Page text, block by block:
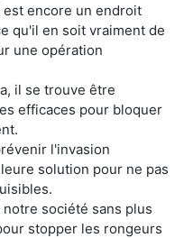
encore un endroit
qu'il en soit vraiment de
une opération
il se trouve être
efficaces pour bloquer
l'invasion
solution pour ne pas
société sans plus
stopper les rongeurs